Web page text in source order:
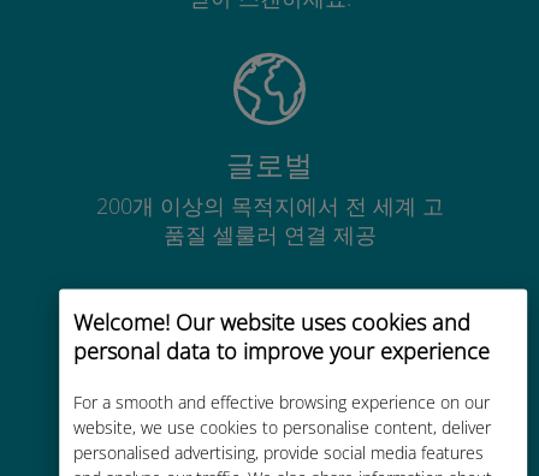
Welcome! Our website uses cookies and
personal data to improve your experience
For a smooth and effective browsing experience on our
website, we use cookies to personalise content, deliver
personalised advertising, provide social media features
글로벌
200개 이상의 목적지에서 전 세계 고
품질 셀룰러 연결 제공
비용 효율적
기존 통신사 로밍 요금보다 최대